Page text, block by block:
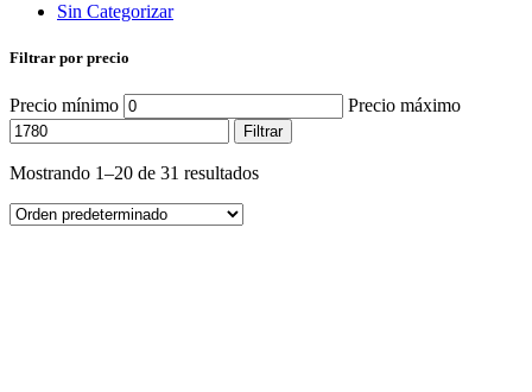
Sin Categorizar
Filtrar por precio
Precio mínimo Precio máximo
Filtrar
Mostrando 1–20 de 31 resultados